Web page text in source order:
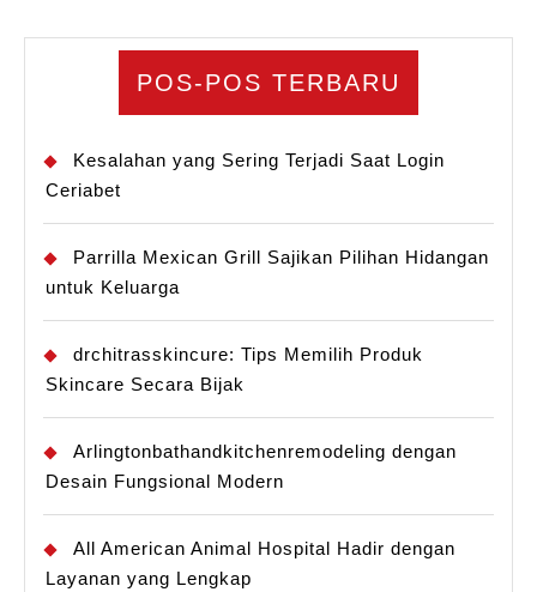
POS-POS TERBARU
Kesalahan yang Sering Terjadi Saat Login
Ceriabet
Parrilla Mexican Grill Sajikan Pilihan Hidangan
untuk Keluarga
drchitrasskincure: Tips Memilih Produk
Skincare Secara Bijak
Arlingtonbathandkitchenremodeling dengan
Desain Fungsional Modern
All American Animal Hospital Hadir dengan
Layanan yang Lengkap